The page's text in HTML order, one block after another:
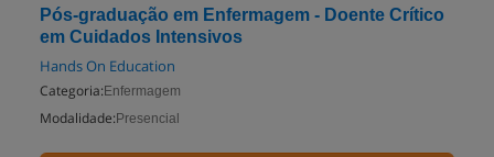
Pós-graduação em Enfermagem - Doente Crítico
em Cuidados Intensivos
Hands On Education
Categoria: Enfermagem
Modalidade: Presencial